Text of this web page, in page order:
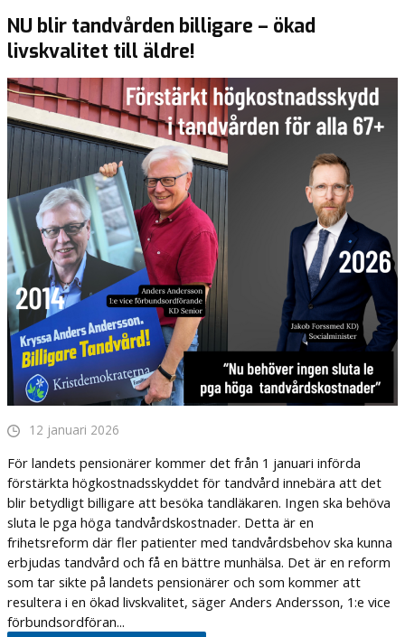
NU blir tandvården billigare – ökad
livskvalitet till äldre!
12 januari 2026
För landets pensionärer kommer det från 1 januari införda
förstärkta högkostnadsskyddet för tandvård innebära att det
blir betydligt billigare att besöka tandläkaren. Ingen ska behöva
sluta le pga höga tandvårdskostnader. Detta är en
frihetsreform där fler patienter med tandvårdsbehov ska kunna
erbjudas tandvård och få en bättre munhälsa. Det är en reform
som tar sikte på landets pensionärer och som kommer att
resultera i en ökad livskvalitet, säger Anders Andersson, 1:e vice
förbundsordföran...